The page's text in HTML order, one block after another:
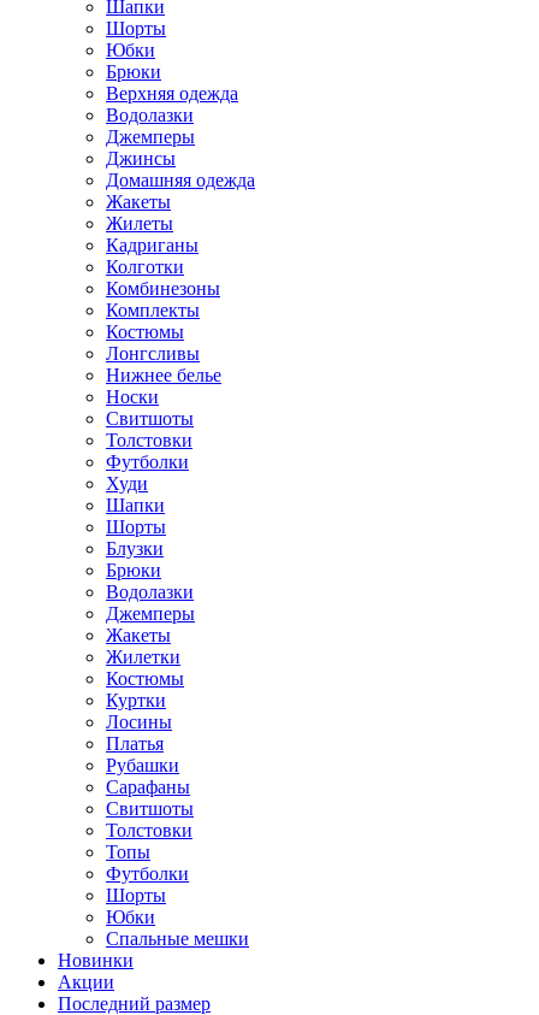
Шапки
Шорты
Юбки
Брюки
Верхняя одежда
Водолазки
Джемперы
Джинсы
Домашняя одежда
Жакеты
Жилеты
Кадриганы
Колготки
Комбинезоны
Комплекты
Костюмы
Лонгсливы
Нижнее белье
Носки
Свитшоты
Толстовки
Футболки
Худи
Шапки
Шорты
Блузки
Брюки
Водолазки
Джемперы
Жакеты
Жилетки
Костюмы
Куртки
Лосины
Платья
Рубашки
Сарафаны
Свитшоты
Толстовки
Топы
Футболки
Шорты
Юбки
Спальные мешки
Новинки
Акции
Последний размер